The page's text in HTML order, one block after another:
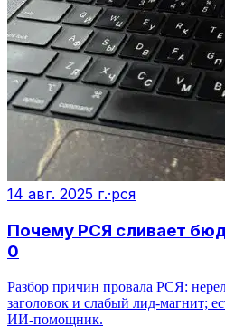
14 авг. 2025 г.·рся
Почему РСЯ сливает
0
Разбор причин провала РСЯ:
заголовок и слабый лид‑магнит;
ИИ‑помощник.